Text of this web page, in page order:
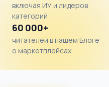
включая ИУ и лидеров
категорий
60 000+
читателей в нашем Блоге
о маркетплейсах